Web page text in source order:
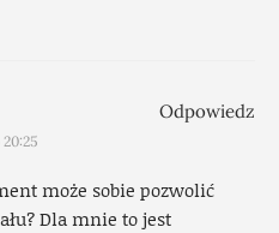
może sobie pozwolić
Dla mnie to jest
Odpowiedz